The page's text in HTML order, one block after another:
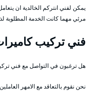
يمكن لفني انتركم الخالدية ان
مرئي مهما كانت الخدمة المطلوبة
فني تركيب
هل ترغبون في التواصل مع فني
نحن نقوم بالتعاقد مع الامهر